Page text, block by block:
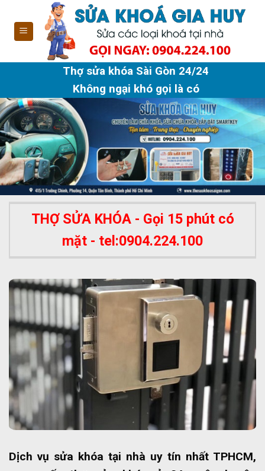
content
Thợ sửa khóa Sài Gòn 24/24
Không ngại khó gọi là có
Dịch vụ sửa khóa tại nhà uy tín nhất TPHCM,
THỢ SỬA KHÓA - Gọi 15 phút có
mặt - tel:0904.224.100